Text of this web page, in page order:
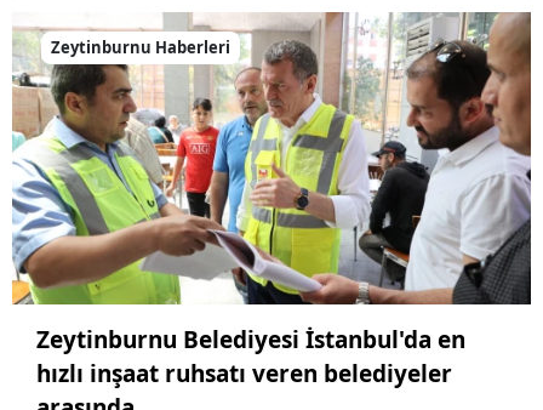
Zeytinburnu Haberleri
Zeytinburnu Belediyesi İstanbul'da en
hızlı inşaat ruhsatı veren belediyeler